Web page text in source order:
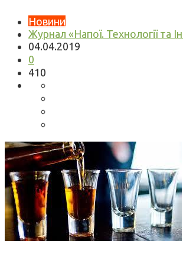
Новини
Журнал «Напої. Технології та
04.04.2019
0
410